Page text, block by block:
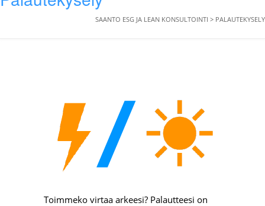
SAANTO ESG JA LEAN KONSULTOINTI > PALAUTEKYSELY
Toimmeko virtaa arkeesi? Palautteesi on